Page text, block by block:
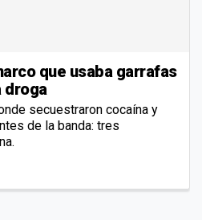
que usaba garrafas
droga
secuestraron cocaína y
de la banda: tres